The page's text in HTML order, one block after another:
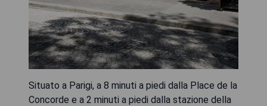
Situato a Parigi, a 8 minuti a piedi dalla Place de la
Concorde e a 2 minuti a piedi dalla stazione della